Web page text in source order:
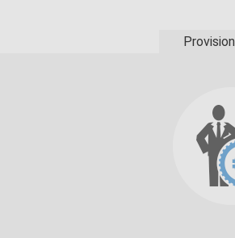
Provision